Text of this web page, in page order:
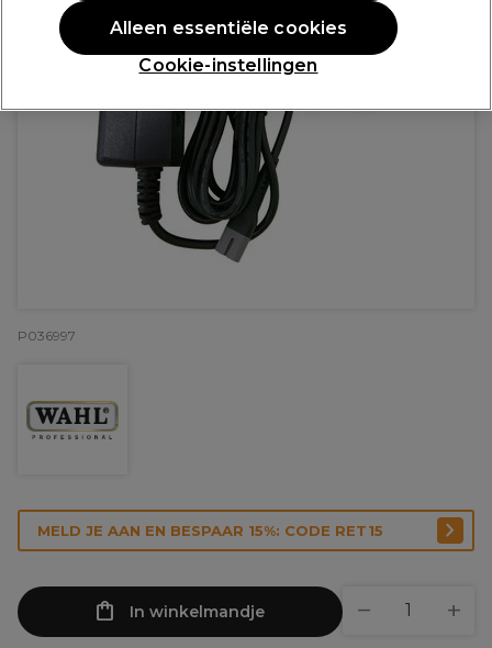
P036997
MELD JE AAN EN BESPAAR 15%: CODE RET15
In winkelmandje
Cookie-instellingen
Alleen essentiële cookies